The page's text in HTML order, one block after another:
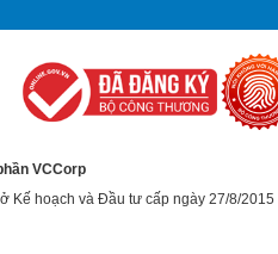
VCCorp
Kế hoạch và Đầu tư cấp ngày 27/8/2015